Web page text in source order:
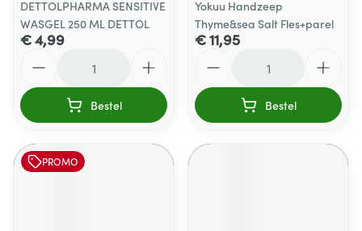
DETTOLPHARMA SENSITIVE
WASGEL 250 ML DETTOL
€ 4,99
Bestel
Yokuu Handzeep
Thyme&sea Salt Fles+parel
€ 11,95
Bestel
PROMO